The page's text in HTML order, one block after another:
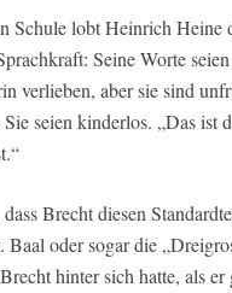
Schule lobt Heinrich
Seine Worte
verlieben, aber sie sind
seien kinderlos. „Das ist
Brecht diesen
Baal oder sogar die
hinter sich hatte, als